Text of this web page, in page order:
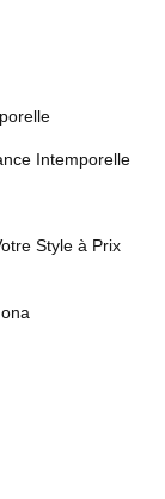
Intemporelle
Style à Prix